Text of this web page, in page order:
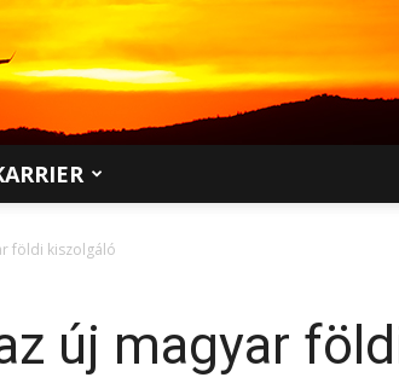
földi kiszolgáló
új magyar